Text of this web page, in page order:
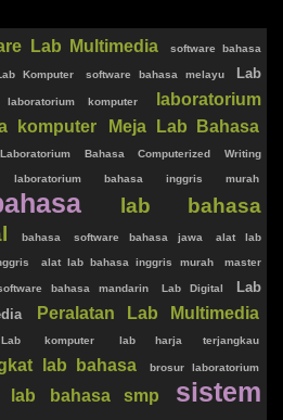
Lab Multimedia software bahasa
Komputer software bahasa melayu Lab
laboratorium komputer
laboratorium
komputer
Meja Lab Bahasa
Laboratorium Bahasa Computerized Writing
laboratorium bahasa inggris murah
lab bahasa
bahasa software bahasa jawa alat lab
alat lab bahasa inggris murah master
bahasa mandarin Lab Digital
Lab
Peralatan Lab Multimedia
komputer lab harja terjangkau
lab bahasa brosur laboratorium
lab bahasa smp sistem